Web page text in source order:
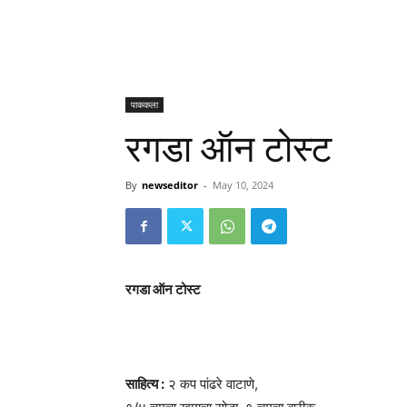
पाककला
रगडा ऑन टोस्ट
By newseditor - May 10, 2024
रगडा ऑन टोस्ट
साहित्य : २ कप पांढरे वाटाणे,